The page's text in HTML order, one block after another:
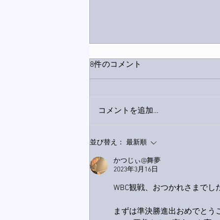
家レコーディング無事終了。
8件のコメント
コメントを追加…
並び替え： 最新順
かつじぃ@舞夢
2023年3月16日
WBC観戦、おつかれさまでし
まずは準決勝進出おめでとう